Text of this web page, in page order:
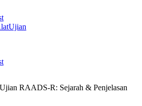
Ujian
RAADS-R: Sejarah & Penjelasan